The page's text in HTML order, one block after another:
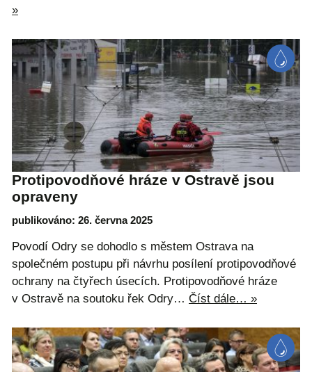
»
Protipovodňové hráze v Ostravě jsou
opraveny
publikováno: 26. června 2025
Povodí Odry se dohodlo s městem Ostrava na
společném postupu při návrhu posílení protipovodňové
ochrany na čtyřech úsecích. Protipovodňové hráze
v Ostravě na soutoku řek Odry… Číst dále… »